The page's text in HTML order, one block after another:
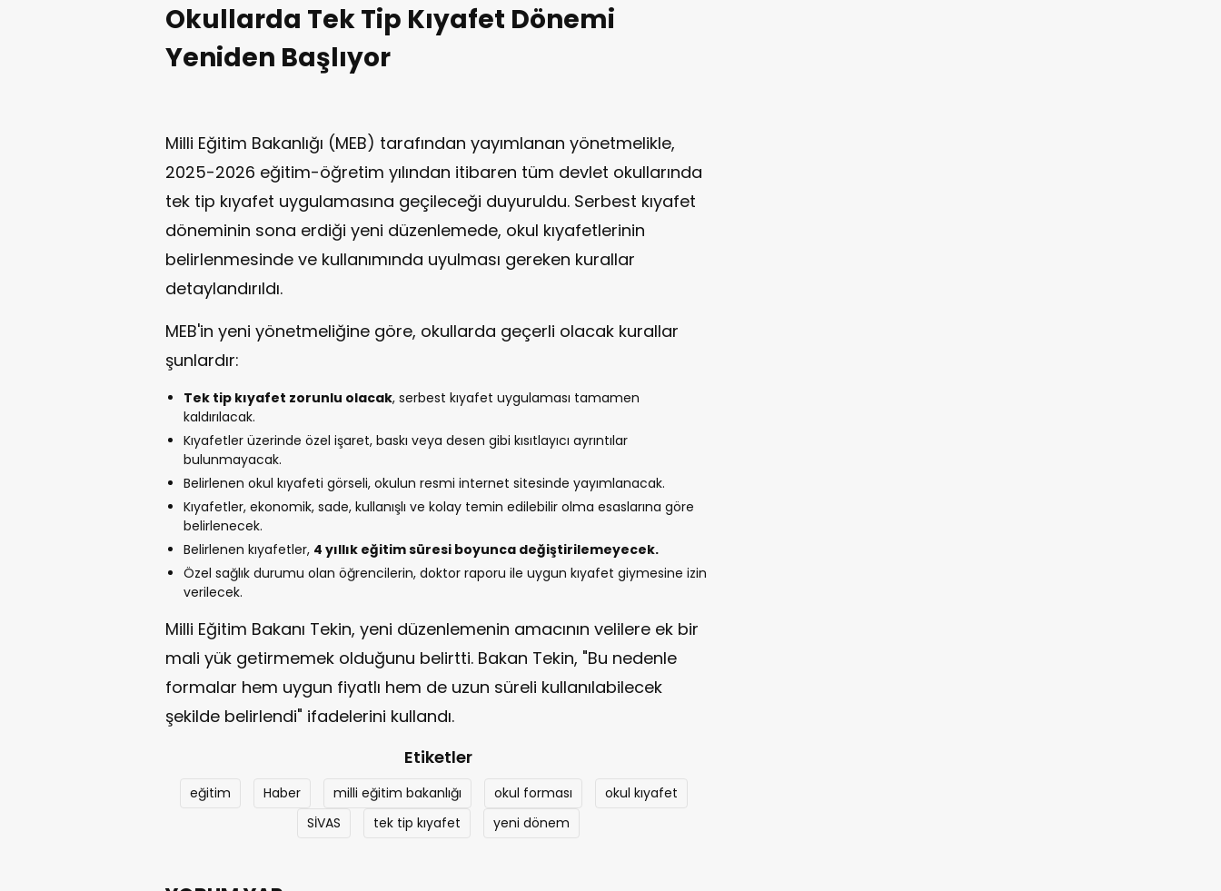
Okullarda Tek Tip Kıyafet Dönemi
Yeniden Başlıyor
Milli Eğitim Bakanlığı (MEB) tarafından yayımlanan yönetmelikle,
2025-2026 eğitim-öğretim yılından itibaren tüm devlet okullarında
tek tip kıyafet uygulamasına geçileceği duyuruldu. Serbest kıyafet
döneminin sona erdiği yeni düzenlemede, okul kıyafetlerinin
belirlenmesinde ve kullanımında uyulması gereken kurallar
detaylandırıldı.
MEB'in yeni yönetmeliğine göre, okullarda geçerli olacak kurallar
şunlardır:
Tek tip kıyafet zorunlu olacak, serbest kıyafet uygulaması tamamen
kaldırılacak.
Kıyafetler üzerinde özel işaret, baskı veya desen gibi kısıtlayıcı ayrıntılar
bulunmayacak.
Belirlenen okul kıyafeti görseli, okulun resmi internet sitesinde yayımlanacak.
Kıyafetler, ekonomik, sade, kullanışlı ve kolay temin edilebilir olma esaslarına göre
belirlenecek.
Belirlenen kıyafetler, 4 yıllık eğitim süresi boyunca değiştirilemeyecek.
Özel sağlık durumu olan öğrencilerin, doktor raporu ile uygun kıyafet giymesine izin
verilecek.
Milli Eğitim Bakanı Tekin, yeni düzenlemenin amacının velilere ek bir
mali yük getirmemek olduğunu belirtti. Bakan Tekin, "Bu nedenle
formalar hem uygun fiyatlı hem de uzun süreli kullanılabilecek
şekilde belirlendi" ifadelerini kullandı.
Etiketler
eğitim Haber milli eğitim bakanlığı okul forması
okul kıyafet
SİVAS
tek tip kıyafet yeni dönem